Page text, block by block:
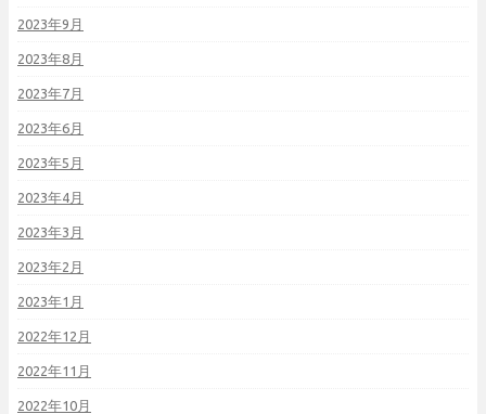
2023年9月
2023年8月
2023年7月
2023年6月
2023年5月
2023年4月
2023年3月
2023年2月
2023年1月
2022年12月
2022年11月
2022年10月